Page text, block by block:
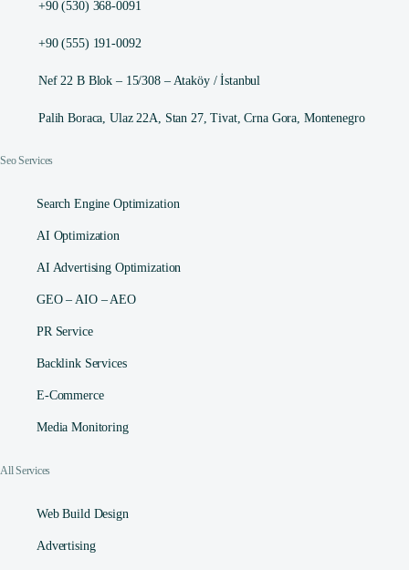
+90 (530) 368-0091
+90 (555) 191-0092
Nef 22 B Blok – 15/308 – Ataköy / İstanbul
Palih Boraca, Ulaz 22A, Stan 27, Tivat, Crna Gora, Montenegro
Seo Services
Search Engine Optimization
AI Optimization
AI Advertising Optimization
GEO – AIO – AEO
PR Service
Backlink Services
E-Commerce
Media Monitoring
All Services
Web Build Design
Advertising